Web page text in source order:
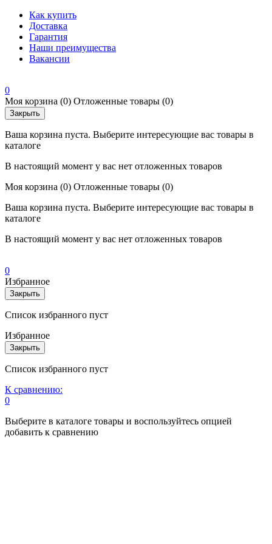
Как купить
Доставка
Гарантия
Наши преимущества
Вакансии
0
Моя корзина (0) Отложенные товары (0)
Закрыть
Ваша корзина пуста. Выберите интересующие вас товары в
каталоге
В настоящий момент у вас нет отложенных товаров
Моя корзина (0) Отложенные товары (0)
Ваша корзина пуста. Выберите интересующие вас товары в
каталоге
В настоящий момент у вас нет отложенных товаров
0
Избранное
Закрыть
Список избранного пуст
Избранное
Закрыть
Список избранного пуст
К сравнению:
0
Выберите в каталоге товары и воспользуйтесь опцией
добавить к сравнению